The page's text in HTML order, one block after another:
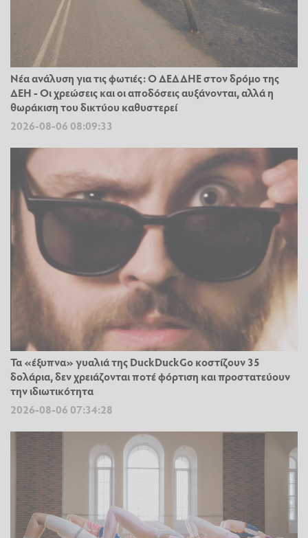
Νέα ανάλυση για τις φωτιές: Ο ΔΕΔΔΗΕ στον δρόμο της
ΔΕΗ - Οι χρεώσεις και οι αποδόσεις αυξάνονται, αλλά η
θωράκιση του δικτύου καθυστερεί
2026-08-06 08:09:33
Τα «έξυπνα» γυαλιά της DuckDuckGo κοστίζουν 35
δολάρια, δεν χρειάζονται ποτέ φόρτιση και προστατεύουν
την ιδιωτικότητα
2026-08-06 07:34:28